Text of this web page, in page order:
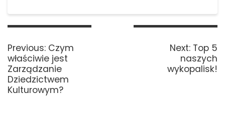
Nawigacja
Previous: Previous
post:
Czym
właściwie jest
Zarządzanie
Dziedzictwem
Kulturowym?
Next: Next
post:
Top 5
naszych
wykopalisk!